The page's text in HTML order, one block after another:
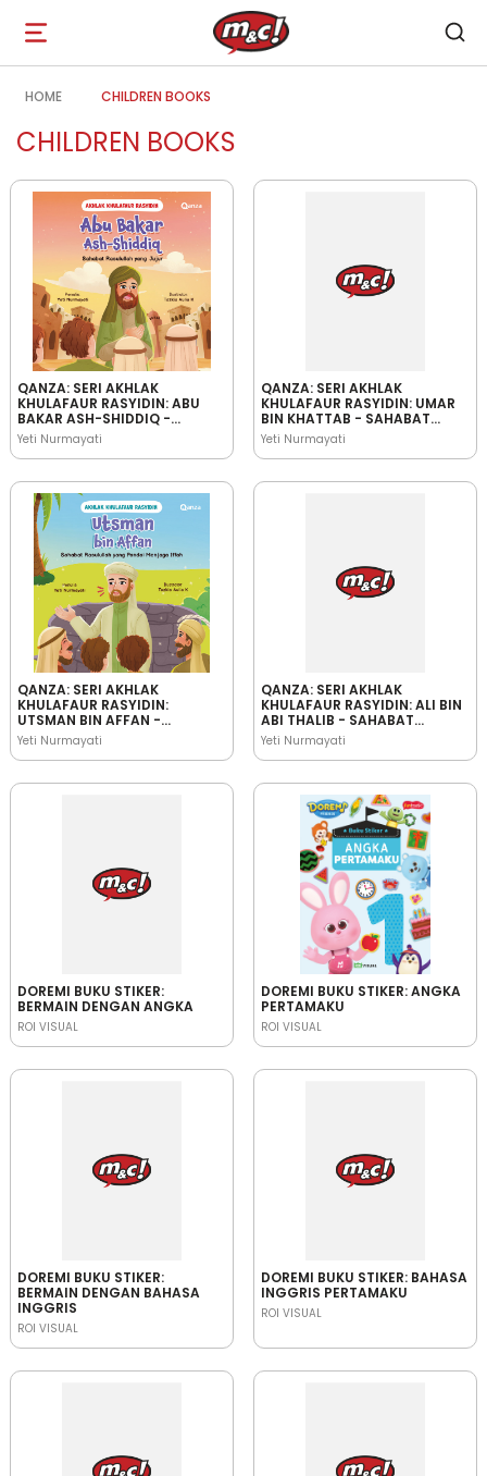
Open
navigation
HOME CHILDREN BOOKS
CHILDREN BOOKS
QANZA: SERI AKHLAK
KHULAFAUR RASYIDIN: ABU
BAKAR ASH-SHIDDIQ -
SAHABAT RASULULLAH YANG
JUJUR
Yeti Nurmayati
QANZA: SERI AKHLAK
KHULAFAUR RASYIDIN: UMAR
BIN KHATTAB - SAHABAT
RASULULLAH YANG
BIJAKSANA
Yeti Nurmayati
QANZA: SERI AKHLAK
KHULAFAUR RASYIDIN:
UTSMAN BIN AFFAN -
SAHABAT RASULULLAH YANG
PANDAI MENJAGA IFFAH
Yeti Nurmayati
QANZA: SERI AKHLAK
KHULAFAUR RASYIDIN: ALI BIN
ABI THALIB - SAHABAT
RASULULLAH YANG
PEMBERANI
Yeti Nurmayati
DOREMI BUKU STIKER:
BERMAIN DENGAN ANGKA
ROI VISUAL
DOREMI BUKU STIKER: ANGKA
PERTAMAKU
ROI VISUAL
DOREMI BUKU STIKER:
BERMAIN DENGAN BAHASA
INGGRIS
ROI VISUAL
DOREMI BUKU STIKER: BAHASA
INGGRIS PERTAMAKU
ROI VISUAL